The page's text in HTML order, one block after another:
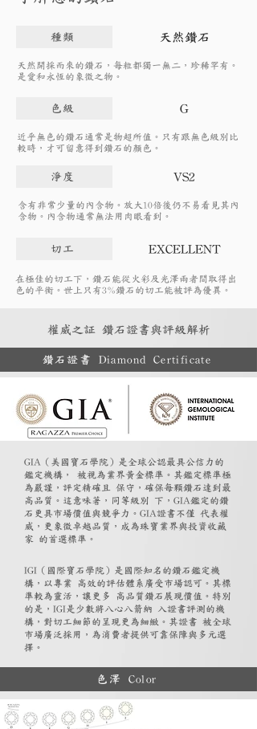
種類 天然鑽石
天然開採而來的鑽石，每粒都獨一無二，珍稀罕有。
是愛和永恆的象徵之物。
色級 G
近乎無色的鑽石通常是物超所值。只有跟無色級別比
較時，才可留意得到鑽石的顏色。
淨度 VS2
含有非常少量的內含物。放大10倍後仍不易看見其內
含物。內含物通常無法用肉眼看到。
切工 EXCELLENT
在極佳的切工下，鑽石能從火彩及光澤兩者間取得出
色的平衡。世上只有3%鑽石的切工能被評為優異。
權威之証 鑽石證書與評級解析
鑽石證書 Diamond Certificate
GIA（美國寶石學院）是全球公認最具公信力的
鑑定機構， 被視為業界黃金標準。其鑑定標準極
為嚴謹，評定精確且 保守，確保每顆鑽石達到最
高品質。這意味著，同等級別 下，GIA鑑定的鑽
石更具市場價值與競爭力。GIA證書不僅 代表權
威，更象徵卓越品質，成為珠寶業界與投資收藏
家 的首選標準。
IGI（國際寶石學院）是國際知名的鑽石鑑定機
構，以專業 高效的評估體系廣受市場認可。其標
準較為靈活，讓更多 高品質鑽石展現價值。特別
的是，IGI是少數將八心八箭納 入證書評測的機
構，對切工細節的呈現更為細緻。其證書 被全球
市場廣泛採用，為消費者提供可靠保障與多元選
擇。
色澤 Color